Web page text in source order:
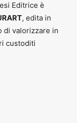
Editrice è
, edita in
di valorizzare in
custoditi